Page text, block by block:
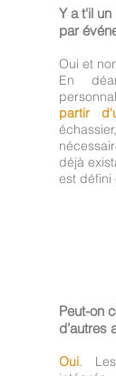
Y a t'il
par
Oui et
En
partir
déjà
est
Peut-on
d’autres
Oui.